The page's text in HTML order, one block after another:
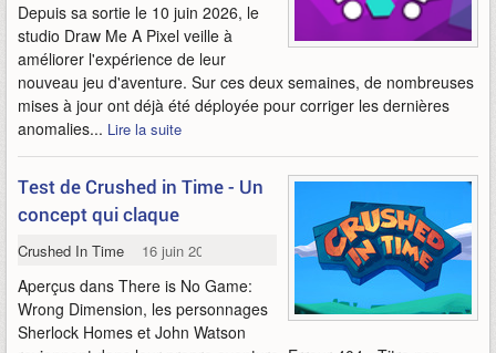
Depuis sa sortie le 10 juin 2026, le
studio Draw Me A Pixel veille à
améliorer l'expérience de leur
nouveau jeu d'aventure. Sur ces deux semaines, de nombreuses
mises à jour ont déjà été déployée pour corriger les dernières
anomalies... Lire la suite
Test de Crushed in Time - Un
concept qui claque
Crushed In Time 16 juin 2026
Aperçus dans There is No Game:
Wrong Dimension, les personnages
Sherlock Homes et John Watson